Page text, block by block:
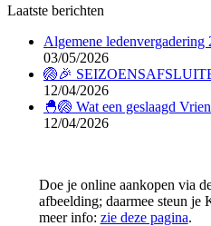
Laatste berichten
Algemene
03/05/2026
🏐🎉
12/04/2026
🐣🏐 Wat een geslaagd
12/04/2026
Doe je online aankopen via
afbeelding; daarmee steun
meer info: zie deze pagina.